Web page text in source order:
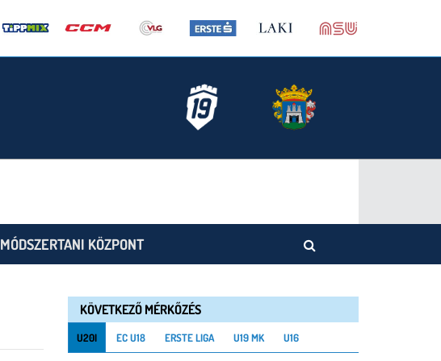
MÓDSZERTANI KÖZPONT
KÖVETKEZŐ MÉRKŐZÉS
U20I EC U18 ERSTE LIGA U19 MK U16